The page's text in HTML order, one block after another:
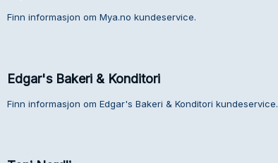
Finn informasjon om Mya.no kundeservice.
Edgar's Bakeri & Konditori
Finn informasjon om Edgar's Bakeri & Konditori kundeservice.